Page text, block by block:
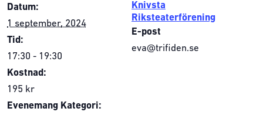
Datum:
1 september, 2024
Tid:
17:30 - 19:30
Kostnad:
195 kr
Evenemang Kategori:
Knivsta
Riksteaterförening
E-post
eva@trifiden.se